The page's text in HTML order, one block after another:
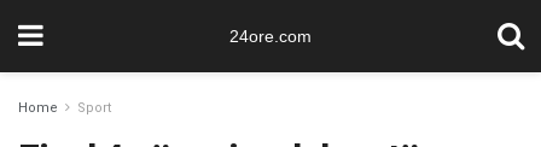
24ore.com
Home Sport